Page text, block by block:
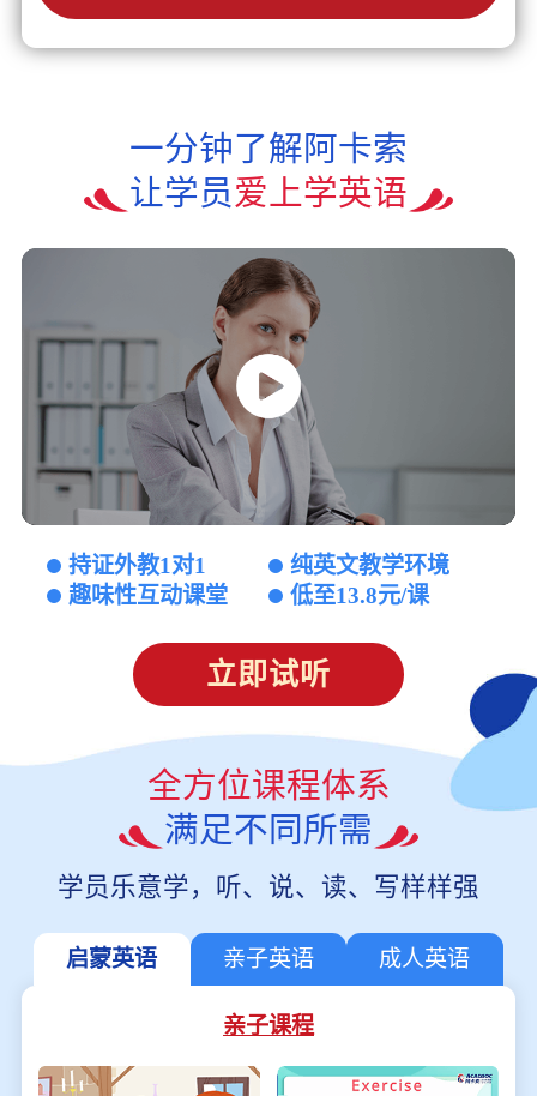
一分钟了解阿卡索
让学员爱上学英语
持证外教1对1
纯英文教学环境
趣味性互动课堂
低至13.8元/课
立即试听
全方位课程体系
满足不同所需
学员乐意学，听、说、读、写样样强
启蒙英语 亲子英语 成人英语
亲子课程